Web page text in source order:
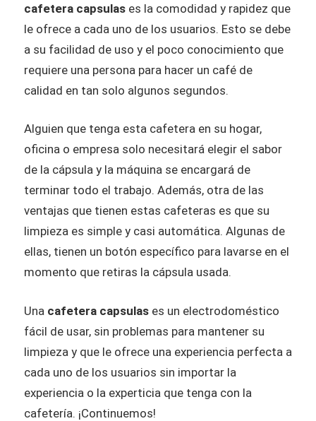
cafetera capsulas es la comodidad y rapidez que
le ofrece a cada uno de los usuarios. Esto se debe
a su facilidad de uso y el poco conocimiento que
requiere una persona para hacer un café de
calidad en tan solo algunos segundos.
Alguien que tenga esta cafetera en su hogar,
oficina o empresa solo necesitará elegir el sabor
de la cápsula y la máquina se encargará de
terminar todo el trabajo. Además, otra de las
ventajas que tienen estas cafeteras es que su
limpieza es simple y casi automática. Algunas de
ellas, tienen un botón específico para lavarse en el
momento que retiras la cápsula usada.
Una cafetera capsulas es un electrodoméstico
fácil de usar, sin problemas para mantener su
limpieza y que le ofrece una experiencia perfecta a
cada uno de los usuarios sin importar la
experiencia o la experticia que tenga con la
cafetería. ¡Continuemos!